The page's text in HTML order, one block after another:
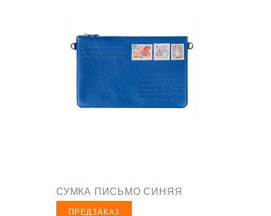
СУМКА ПИСЬМО СИНЯЯ
ПРЕДЗАКАЗ